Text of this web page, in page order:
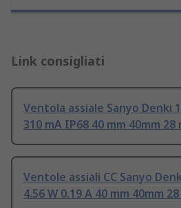
Link consigliati
Ventola assiale Sanyo Denki
310 mA IP68 40 mm 40mm 28
Ventole assiali CC Sanyo
4.56 W 0.19 A 40 mm 40mm